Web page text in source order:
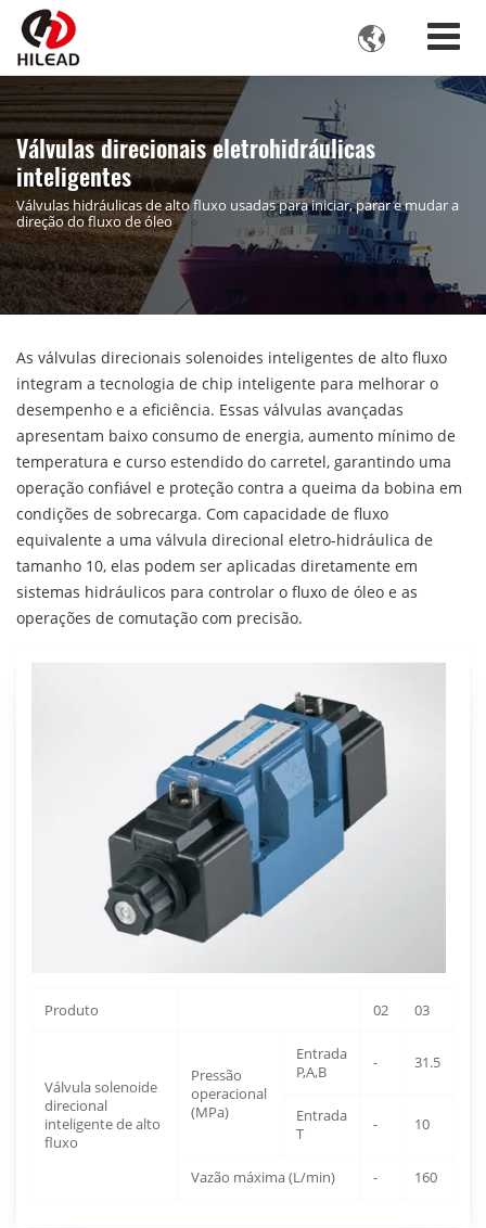

Válvulas direcionais eletrohidráulicas
inteligentes
Válvulas hidráulicas de alto fluxo usadas para iniciar, parar e mudar a
direção do fluxo de óleo
As válvulas direcionais solenoides inteligentes de alto fluxo
integram a tecnologia de chip inteligente para melhorar o
desempenho e a eficiência. Essas válvulas avançadas
apresentam baixo consumo de energia, aumento mínimo de
temperatura e curso estendido do carretel, garantindo uma
operação confiável e proteção contra a queima da bobina em
condições de sobrecarga. Com capacidade de fluxo
equivalente a uma válvula direcional eletro-hidráulica de
tamanho 10, elas podem ser aplicadas diretamente em
sistemas hidráulicos para controlar o fluxo de óleo e as
operações de comutação com precisão.
Produto 02 03
Válvula solenoide
direcional
inteligente de alto
fluxo
Pressão
operacional
(MPa)
Entrada
P,A,B
- 31.5
Entrada
T
- 10
Vazão máxima (L/min) - 160